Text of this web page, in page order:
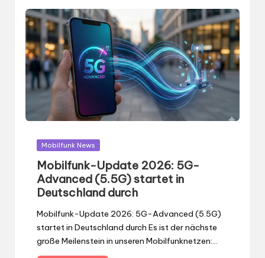
Gepostet
Mobilfunk News
Mobilfunk-Update 2026: 5G-
Advanced (5.5G) startet in
Deutschland durch
Mobilfunk-Update 2026: 5G-Advanced (5.5G)
startet in Deutschland durch Es ist der nächste
große Meilenstein in unseren Mobilfunknetzen:…